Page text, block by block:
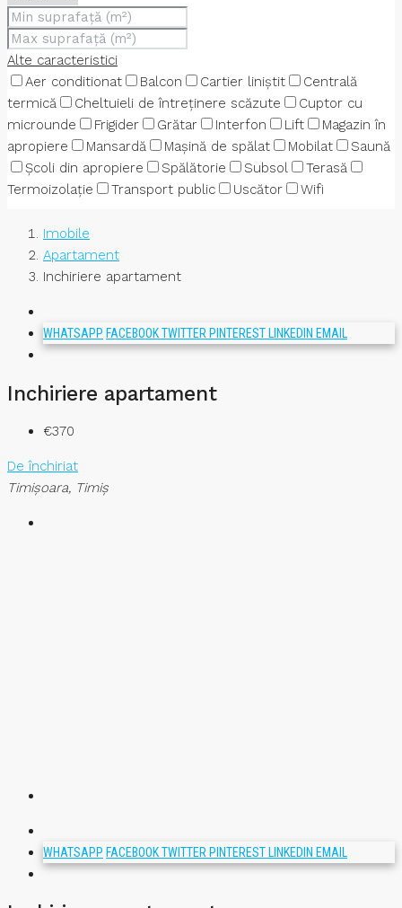
Alte caracteristici
Aer conditionat
Balcon Cartier liniștit
Centrală
termică
Cheltuieli de întreținere scăzute
Cuptor cu
microunde
Frigider Grătar Interfon Lift
Magazin în
apropiere
Mansardă Mașină de spălat Mobilat
Saună
Școli din apropiere
Spălătorie Subsol
Terasă
Termoizolație
Transport public Uscător Wifi
Imobile
Apartament
Inchiriere apartament
WHATSAPP FACEBOOKTWITTER PINTEREST LINKEDIN EMAIL
Inchiriere apartament
€370
De închiriat
Timişoara, Timiș
WHATSAPP FACEBOOKTWITTER PINTEREST LINKEDIN EMAIL